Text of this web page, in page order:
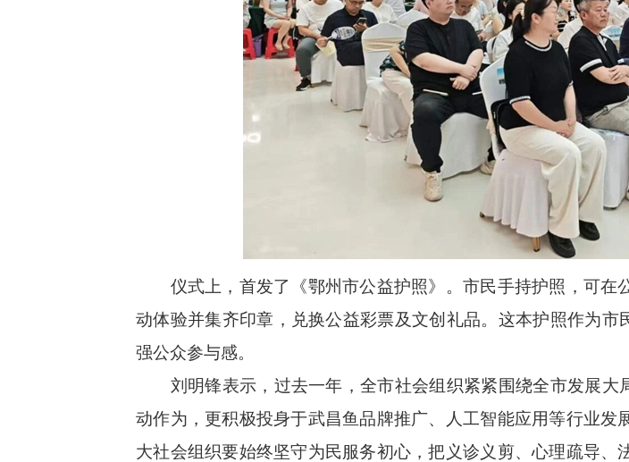
仪式上，首发了《鄂州市公益护照》。市民手持护照，可在
动体验并集齐印章，兑换公益彩票及文创礼品。这本护照作为
强公众参与感。
刘明锋表示，过去一年，全市社会组织紧紧围绕全市发展大
动作为，更积极投身于武昌鱼品牌推广、人工智能应用等行业
大社会组织要始终坚守为民服务初心，把义诊义剪、心理疏导